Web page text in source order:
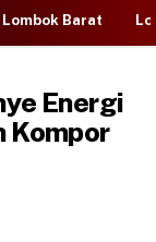
Lombok Barat
Energi
Kompor